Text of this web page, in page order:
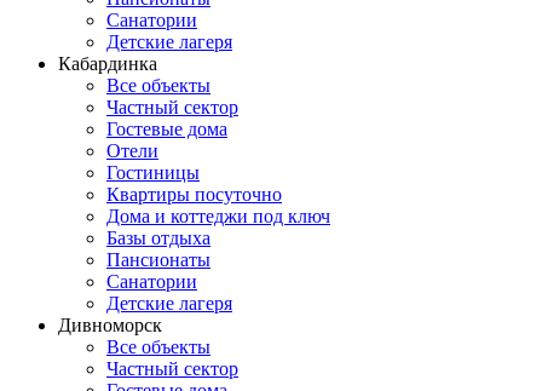
Санатории
Детские лагеря
Кабардинка
Все объекты
Частный сектор
Гостевые дома
Отели
Гостиницы
Квартиры посуточно
Дома и коттеджи под ключ
Базы отдыха
Пансионаты
Санатории
Детские лагеря
Дивноморск
Все объекты
Частный сектор